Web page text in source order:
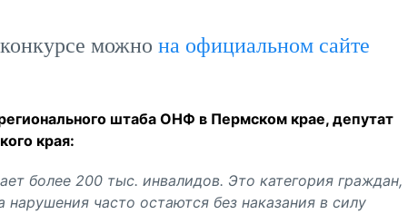
можно на официальном сайте
штаба ОНФ в Пермском крае, депутат
края:
более 200 тыс. инвалидов. Это категория граждан,
часто остаются без наказания в силу